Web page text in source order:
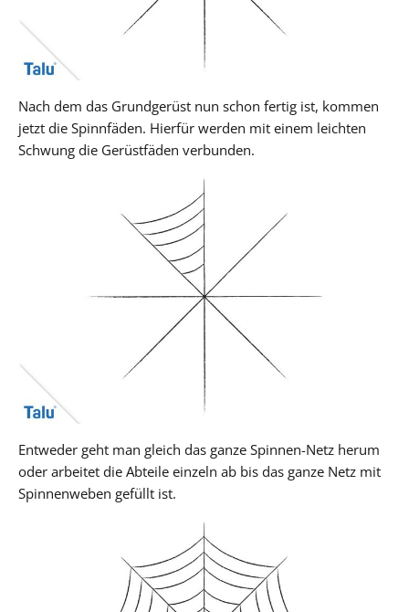
Nach dem das Grundgerüst nun schon fertig ist, kommen
jetzt die Spinnfäden. Hierfür werden mit einem leichten
Schwung die Gerüstfäden verbunden.
Entweder geht man gleich das ganze Spinnen-Netz herum
oder arbeitet die Abteile einzeln ab bis das ganze Netz mit
Spinnenweben gefüllt ist.